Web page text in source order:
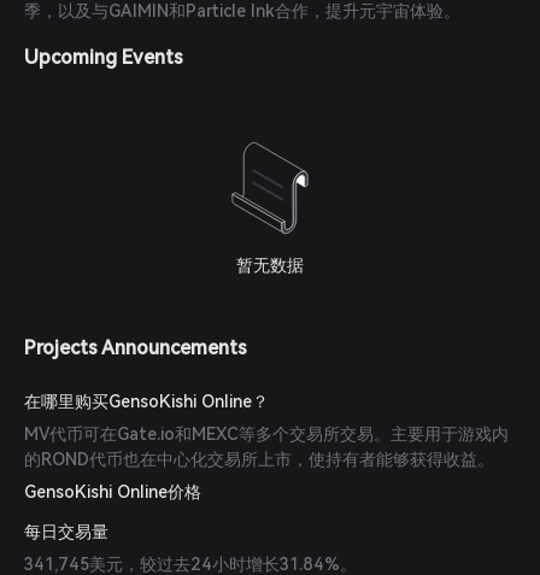
季，以及与GAIMIN和Particle Ink合作，提升元宇宙体验。
Upcoming Events
暂无数据
Projects Announcements
在哪里购买GensoKishi Online？
MV代币可在Gate.io和MEXC等多个交易所交易。主要用于游戏内
的ROND代币也在中心化交易所上市，使持有者能够获得收益。
GensoKishi Online价格
每日交易量
341,745美元，较过去24小时增长31.84%。